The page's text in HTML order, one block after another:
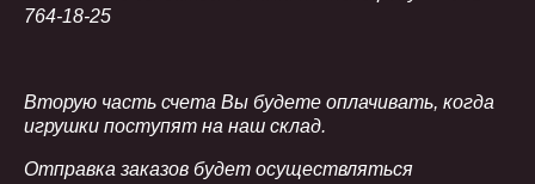
764-18-25
Вторую часть счета Вы будете оплачивать, когда
игрушки поступят на наш склад.
Отправка заказов будет осуществляться